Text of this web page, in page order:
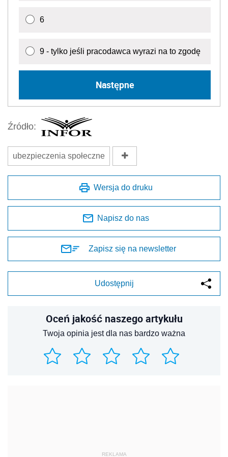
6
9 - tylko jeśli pracodawca wyrazi na to zgodę
Następne
Źródło:
ubezpieczenia społeczne
Wersja do druku
Napisz do nas
Zapisz się na newsletter
Udostępnij
Oceń jakość naszego artykułu
Twoja opinia jest dla nas bardzo ważna
REKLAMA